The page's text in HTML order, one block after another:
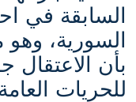
السابقة في
السورية، وهو
بأن
للحريات